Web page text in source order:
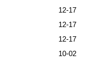
12-17
12-17
12-17
10-02